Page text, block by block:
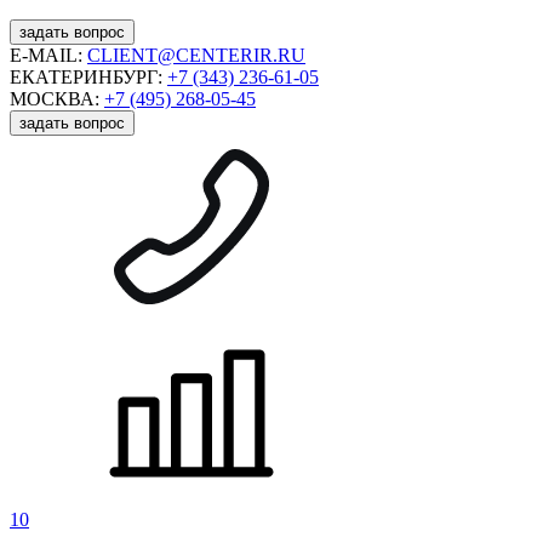
задать вопрос
E-MAIL: CLIENT@CENTERIR.RU
ЕКАТЕРИНБУРГ: +7 (343) 236-61-05
МОСКВА: +7 (495) 268-05-45
задать вопрос
10